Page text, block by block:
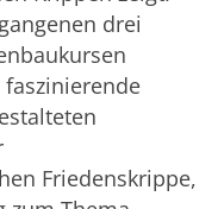
drei
Friedenskrippe,